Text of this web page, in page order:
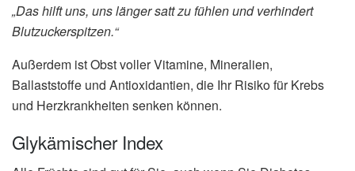
„Das hilft uns, uns länger satt zu fühlen und verhindert
Blutzuckerspitzen.“
Außerdem ist Obst voller Vitamine, Mineralien,
Ballaststoffe und Antioxidantien, die Ihr Risiko für Krebs
und Herzkrankheiten senken können.
Glykämischer Index